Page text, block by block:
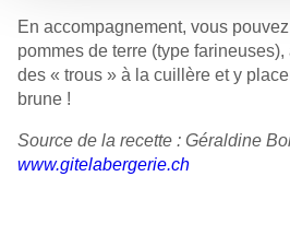
En accompagnement, vous
pommes de terre (type
des « trous » à la cuillère et y
brune !
Source de la recette : Géraldine
www.gitelabergerie.ch